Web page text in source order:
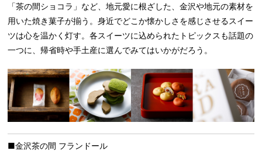
「茶の間ショコラ」など、地元愛に根ざした、金沢や地元の素材を
用いた焼き菓子が揃う。身近でどこか懐かしさを感じさせるスイー
ツは心を温かく灯す。各スイーツに込められたトピックスも話題の
一つに、帰省時や手土産に選んでみてはいかがだろう。
■金沢茶の間 フランドール